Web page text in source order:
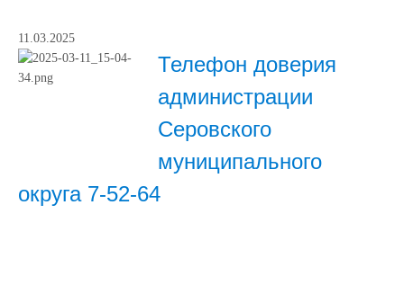
11.03.2025
Телефон доверия
администрации
Серовского
муниципального
округа 7-52-64